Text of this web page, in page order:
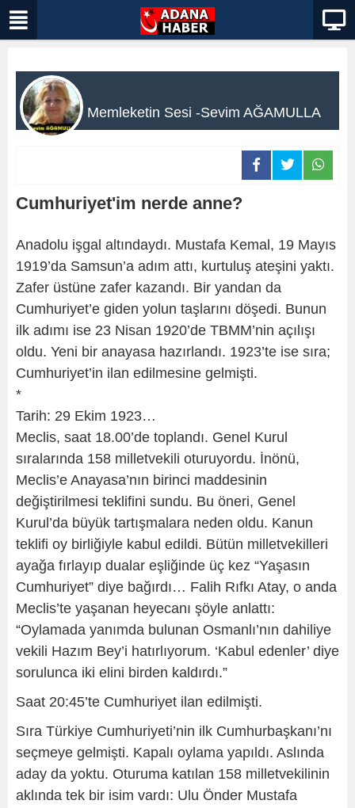
Memleketin Sesi -Sevim AĞAMULLA
Cumhuriyet'im nerde anne?
Anadolu işgal altındaydı. Mustafa Kemal, 19 Mayıs
1919’da Samsun’a adım attı, kurtuluş ateşini yaktı.
Zafer üstüne zafer kazandı. Bir yandan da
Cumhuriyet’e giden yolun taşlarını döşedi. Bunun
ilk adımı ise 23 Nisan 1920’de TBMM’nin açılışı
oldu. Yeni bir anayasa hazırlandı. 1923’te ise sıra;
Cumhuriyet’in ilan edilmesine gelmişti.
*
Tarih: 29 Ekim 1923…
Meclis, saat 18.00’de toplandı. Genel Kurul
sıralarında 158 milletvekili oturuyordu. İnönü,
Meclis’e Anayasa’nın birinci maddesinin
değiştirilmesi teklifini sundu. Bu öneri, Genel
Kurul’da büyük tartışmalara neden oldu. Kanun
teklifi oy birliğiyle kabul edildi. Bütün milletvekilleri
ayağa fırlayıp dualar eşliğinde üç kez “Yaşasın
Cumhuriyet” diye bağırdı… Falih Rıfkı Atay, o anda
Meclis’te yaşanan heyecanı şöyle anlattı:
“Oylamada yanımda bulunan Osmanlı’nın dahiliye
vekili Hazım Bey’i hatırlıyorum. ‘Kabul edenler’ diye
sorulunca iki elini birden kaldırdı.”
Saat 20:45’te Cumhuriyet ilan edilmişti.
Sıra Türkiye Cumhuriyeti’nin ilk Cumhurbaşkanı’nı
seçmeye gelmişti. Kapalı oylama yapıldı. Aslında
aday da yoktu. Oturuma katılan 158 milletvekilinin
aklında tek bir isim vardı: Ulu Önder Mustafa